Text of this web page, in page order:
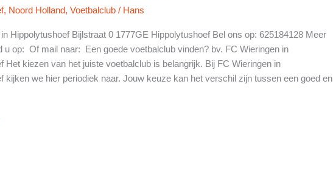
, Noord Holland,Voetbalclub / Hans
Hippolytushoef Bijlstraat 0 1777GE Hippolytushoef Bel ons op: 625184128 Meer
u op: Of mail naar: Een goede voetbalclub vinden? bv. FC Wieringen in
Het kiezen van het juiste voetbalclub is belangrijk. Bij FC Wieringen in
kijken we hier periodiek naar. Jouw keuze kan het verschil zijn tussen een goed en